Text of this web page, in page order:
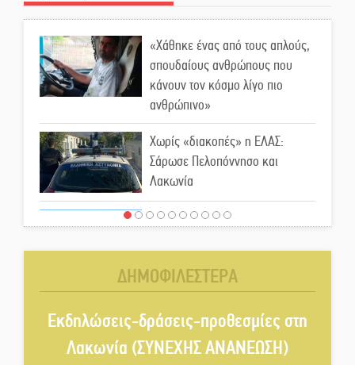
«Χάθηκε ένας από τους απλούς,
σπουδαίους ανθρώπους που
κάνουν τον κόσμο λίγο πιο
ανθρώπινο»
Χωρίς «διακοπές» η ΕΛΑΣ:
Σάρωσε Πελοπόννησο και
Λακωνία
«Έφυγε» ένας γνήσιος Δάσκαλος
«Κλειστά» ανοιχτά προαύλια
στον Δ. Σπάρτης;
ΔΗΜΟΦΙΛΕΣΤΕΡΑ
Εκδηλώσεις-δράσεις-προθεσμίες στη
Λακωνία (ΣΥΝΕΧΗΣ ΑΝΑΝΕΩΣΗ)